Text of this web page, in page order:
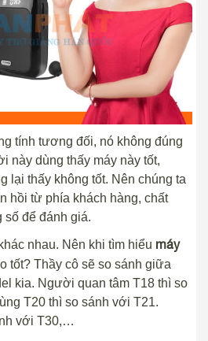
tính tương đối, nó không đúng
này dùng thấy máy này tốt,
lại thấy không tốt. Nên chúng ta
hồi từ phía khách hàng, chất
số để đánh giá.
nhau. Nên khi tìm hiểu máy
tốt? Thầy cô sẽ so sánh giữa
kia. Người quan tâm T18 thì so
T20 thì so sánh với T21.
với T30,…